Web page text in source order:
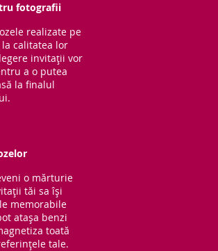
fotografii
realizate pe
calitatea lor
invitații vor
a o putea
la finalul
o mărturie
tăi sa își
memorabile
atașa benzi
toată
tale.